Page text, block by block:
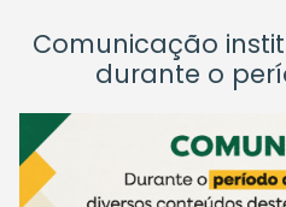
Comunicação
durante o